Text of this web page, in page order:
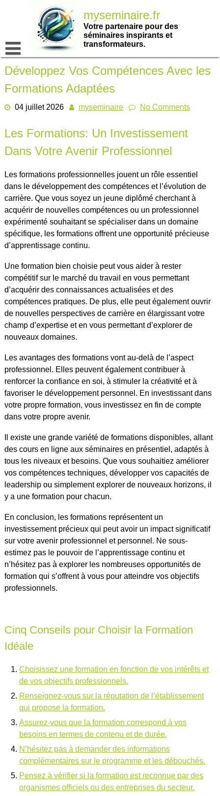
myseminaire.fr
Votre partenaire pour des
séminaires inspirants et
transformateurs.
Développez Vos Compétences Avec les
Formations Adaptées
04 juillet 2026 myseminaire No Comments
Les Formations: Un Investissement
Dans Votre Avenir Professionnel
Les formations professionnelles jouent un rôle essentiel
dans le développement des compétences et l’évolution de
carrière. Que vous soyez un jeune diplômé cherchant à
acquérir de nouvelles compétences ou un professionnel
expérimenté souhaitant se spécialiser dans un domaine
spécifique, les formations offrent une opportunité précieuse
d’apprentissage continu.
Une formation bien choisie peut vous aider à rester
compétitif sur le marché du travail en vous permettant
d’acquérir des connaissances actualisées et des
compétences pratiques. De plus, elle peut également ouvrir
de nouvelles perspectives de carrière en élargissant votre
champ d’expertise et en vous permettant d’explorer de
nouveaux domaines.
Les avantages des formations vont au-delà de l’aspect
professionnel. Elles peuvent également contribuer à
renforcer la confiance en soi, à stimuler la créativité et à
favoriser le développement personnel. En investissant dans
votre propre formation, vous investissez en fin de compte
dans votre propre avenir.
Il existe une grande variété de formations disponibles, allant
des cours en ligne aux séminaires en présentiel, adaptés à
tous les niveaux et besoins. Que vous souhaitiez améliorer
vos compétences techniques, développer vos capacités de
leadership ou simplement explorer de nouveaux horizons, il
y a une formation pour chacun.
En conclusion, les formations représentent un
investissement précieux qui peut avoir un impact significatif
sur votre avenir professionnel et personnel. Ne sous-
estimez pas le pouvoir de l’apprentissage continu et
n’hésitez pas à explorer les nombreuses opportunités de
formation qui s’offrent à vous pour atteindre vos objectifs
professionnels.
Cinq Conseils pour Choisir la Formation
Idéale
Choisissez une formation en fonction de vos intérêts et
de vos objectifs professionnels.
Renseignez-vous sur la réputation de l’établissement
qui propose la formation.
Assurez-vous que la formation correspond à vos
besoins en termes de contenu et de durée.
N’hésitez pas à demander des informations
complémentaires sur le programme et les débouchés.
Pensez à vérifier si la formation est reconnue par des
organismes officiels ou des entreprises du secteur.